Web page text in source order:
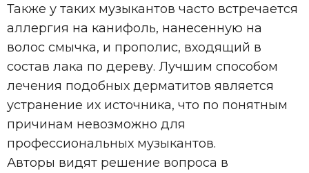
Также у таких музыкантов часто встречается
аллергия на канифоль, нанесенную на
волос смычка, и прополис, входящий в
состав лака по дереву. Лучшим способом
лечения подобных дерматитов является
устранение их источника, что по понятным
причинам невозможно для
профессиональных музыкантов.
Авторы видят решение вопроса в